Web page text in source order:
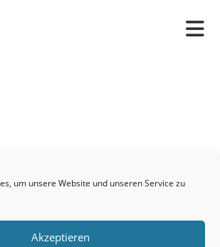
um unsere Website und unseren Service zu
Akzeptieren